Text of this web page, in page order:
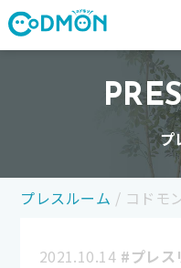
プ
プレスルーム / コドモ
2021.10.14 #プレス